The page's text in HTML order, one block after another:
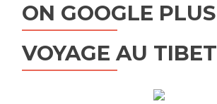
ON GOOGLE PLUS
VOYAGE AU TIBET